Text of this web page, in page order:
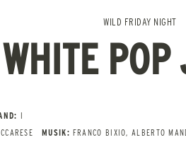
WILD FRIDAY NIGHT
WHITE POP
I
MUSIK: FRANCO BIXIO, ALBERTO